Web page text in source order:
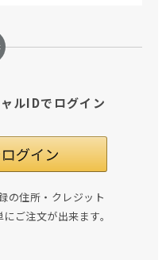
ルIDでログイン
の住所・クレジット
ご注文が出来ます。